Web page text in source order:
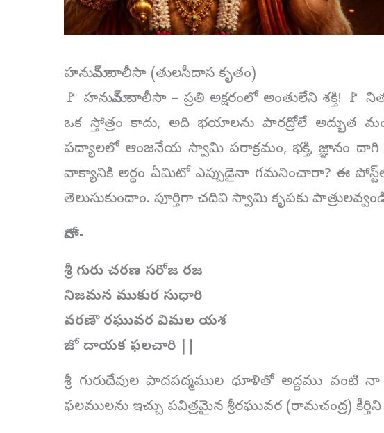
హనుమాన్ చాలీసా (తులసీదాస కృతం)
🚩 హనుమాన్ చాలీసా – ప్రతి అక్షరంలో అంతులేని శక్తి! 🚩
ఒక స్తోత్రం కాదు, అది భయాలను పారద్రోలే అద్భుత
పద్యాలలో ఆంజనేయ స్వామి పరాక్రమం, భక్తి, జ్ఞానం
వాక్యానికి అర్థం ఏమిటో ఎప్పుడైనా గమనించారా? ఈ పోస్ట్‌లో
తెలుసుకుందాం. పూర్తిగా చదివి స్వామి కృపకు
దోహా-
శ్రీ గురు చరణ సరోజ రజ
నిజమన ముకుర సుధారి
వరణౌ రఘువర విమల యశ
జో దాయక ఫలచారి ||
శ్రీ గురుదేవుల పాదపద్మముల ధూళితో అద్దము వంటి నా
ఫలములను ఇచ్చు పవిత్రమైన శ్రీరఘువర (రామచంద్ర)